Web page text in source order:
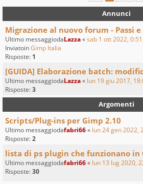
Annunci
Migrazione al nuovo forum - Passi e
Ultimo messaggiodaLazza«sab 1 ott 2022, 0:51
InviatoinGimp Italia
Risposte: 1
[GUIDA] Elaborazione batch:
Ultimo messaggiodaLazza« lun 19 giu 2017,
Risposte:3
Argomenti
Scripts/Plug-ins per Gimp 2.10
Ultimo messaggiodafabri66« lun 24 gen 2022,
Risposte:2
lista di ps plugin che funzionano
Ultimo messaggiodafabri66« lun 13 lug 2020,
Risposte:30